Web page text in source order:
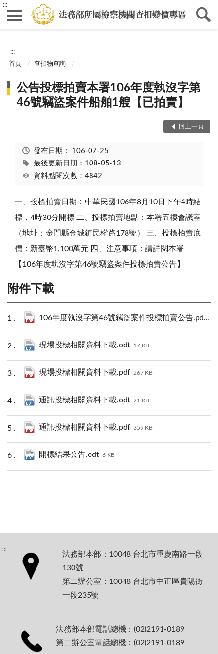
:::
:::
首頁 查扣物查詢
公告投標拍賣本署106年度執沒字第
46號竊盜案件船舶1艘【已拍賣】
回上一頁
發布日期： 106-07-25
最後更新日期：108-05-13
資料點閱次數：4842
一、投標拍賣日期：中華民國106年8月10日下午4時結
標，4時30分開標 二、投標拍賣地點：本署五樓會議室
（地址：金門縣金城鎮民權路178號） 三、投標拍賣底
價：新臺幣1,100萬元 四、注意事項：請詳閱本署
【106年度執沒字第46號竊盜案件投標拍賣公告】
附件下載
106年度執沒字第46號竊盜案件投標拍賣公告.pdf
現場投標相關資料下載.odt 17 KB
現場投標相關資料下載.pdf 267 KB
通訊投標相關資料下載.odt 21 KB
通訊投標相關資料下載.pdf 359 KB
開標結果公告.odt 6 KB
:::
法務部本部：10048 台北市重慶南路一段
130號
第二辦公室：10048 台北市中正區貴陽街
一段235號
法務部本部電話總機：(02)2191-0189
第二辦公室電話總機：(02)2191-0189